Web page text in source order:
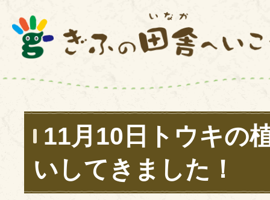
11月10日トウキの
いしてきました！